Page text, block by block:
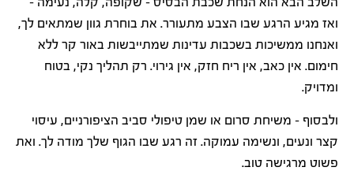
ואז מגיע הרגע שבו הצבע מתעורר. את בוחרת גוון שמתאים לך,
ואנחנו ממשיכות בשכבות עדינות שמתייבשות באור קר ללא
חימום. אין כאב, אין ריח חזק, אין גירוי. רק תהליך נקי, בטוח
ומדויק.
ולבסוף – משיחת סרום או שמן טיפולי סביב הציפורניים, עיסוי
קצר ונעים, ונשימה עמוקה. זה רגע שבו הגוף שלך מודה לך. ואת
פשוט מרגישה טוב.